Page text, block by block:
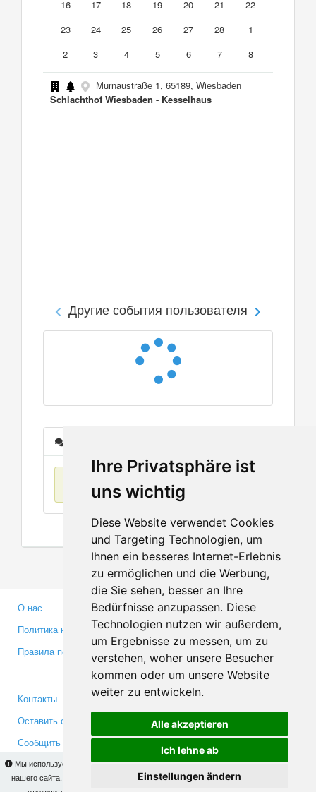
Ihre Privatsphäre ist
uns wichtig
Diese Website verwendet Cookies
und Targeting Technologien, um
Ihnen ein besseres Internet-Erlebnis
zu ermöglichen und die Werbung,
die Sie sehen, besser an Ihre
Bedürfnisse anzupassen. Diese
Technologien nutzen wir außerdem,
um Ergebnisse zu messen, um zu
verstehen, woher unsere Besucher
kommen oder um unsere Website
weiter zu entwickeln.
Alle akzeptieren
Ich lehne ab
Einstellungen ändern
Мы используем cookies для того, чтобы Вы могли использовать весь функционал
нашего сайта. На
Вы сможете узнать подробности и, при желании,
16
17 18 19 20 21
22
23
24 25 26 27 28
1
2
3 4 5 6 7 8
Murnaustraße 1, 65189, Wiesbaden
Schlachthof Wiesbaden - Kesselhaus
Другие события пользователя
О нас
Политика конфиденциальности
Правила пользования
Партнерам
Инвесторам
Медиа
Контакты
Оставить отзыв
Сообщить об ошибке
Facebook
Twitter
YouTube
Google+